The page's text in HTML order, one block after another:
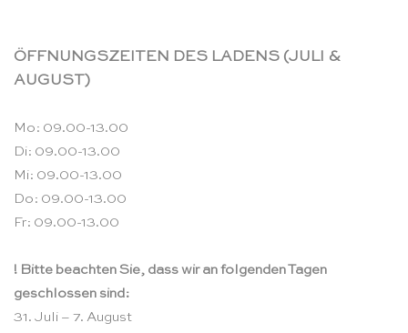
ÖFFNUNGSZEITEN DES LADENS (JULI &
AUGUST)
Mo: 09.00-13.00
Di: 09.00-13.00
Mi: 09.00-13.00
Do: 09.00-13.00
Fr: 09.00-13.00
! Bitte beachten Sie, dass wir an folgenden Tagen
geschlossen sind:
31. Juli – 7. August